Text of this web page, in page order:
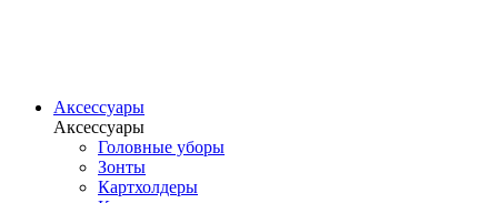
Аксессуары
Аксессуары
Головные уборы
Зонты
Картхолдеры